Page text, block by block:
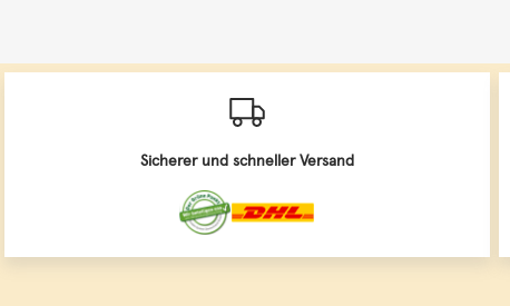
Sicherer und schneller Versand